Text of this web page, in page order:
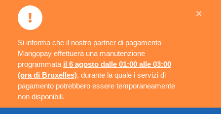
Si informa che il nostro partner di pagamento
Mangopay effettuerà una manutenzione
programmata il 6 agosto dalle 01:00 alle 03:00
(ora di Bruxelles), durante la quale i servizi di
pagamento potrebbero essere temporaneamente
non disponibili.
×